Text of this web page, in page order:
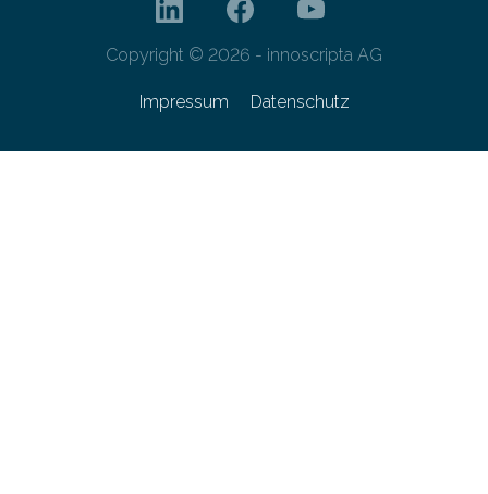
Copyright © 2026 - innoscripta AG
Impressum Datenschutz